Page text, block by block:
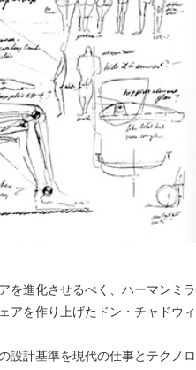
を進化させるべく、ハーマンミラ
アを作り上げたドン・チャドウィ
設計基準を現代の仕事とテクノロ